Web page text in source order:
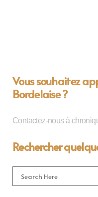
Vous souhaitez
Bordelaise ?
Contactez-nous à
Rechercher